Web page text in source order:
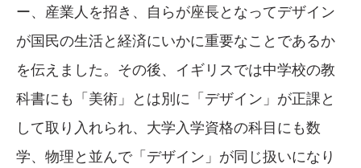
ー、産業人を招き、自らが座長となってデザイン
が国民の生活と経済にいかに重要なことであるか
を伝えました。その後、イギリスでは中学校の教
科書にも「美術」とは別に「デザイン」が正課と
して取り入れられ、大学入学資格の科目にも数
学、物理と並んで「デザイン」が同じ扱いになり